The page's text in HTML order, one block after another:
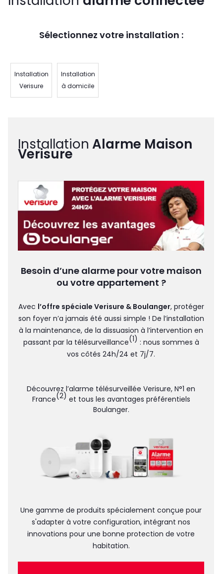
Sélectionnez votre installation :
Installation
Verisure
Installation
à domicile
Installation Alarme Maison
Verisure
Besoin d’une alarme pour votre maison
ou votre appartement ?
Avec l’offre spéciale Verisure & Boulanger, protéger
son foyer n’a jamais été aussi simple ! De l’installation
à la maintenance, de la dissuasion à l’intervention en
passant par la télésurveillance(1) : nous sommes à
vos côtés 24h/24 et 7j/7.
Découvrez l’alarme télésurveillée Verisure, N°1 en
France(2) et tous les avantages préférentiels
Boulanger.
Une gamme de produits spécialement conçue pour
s'adapter à votre configuration, intégrant nos
innovations pour une bonne protection de votre
habitation.